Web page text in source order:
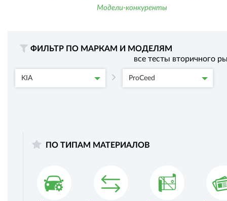
Модели-конкуренты
ФИЛЬТР ПО МАРКАМ И МОДЕЛЯМ
все тесты вторичного
KIA ProCeed
ПО ТИПАМ МАТЕРИАЛОВ